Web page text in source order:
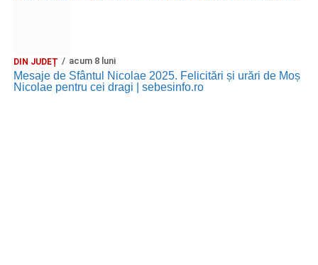
DIN JUDEȚ acum 8 luni
Mesaje de Sfântul Nicolae 2025. Felicitări și urări de Moș
Nicolae pentru cei dragi | sebesinfo.ro